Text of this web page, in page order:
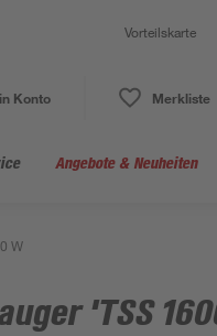
Vorteilskarte
Konto Merkliste
Angebote & Neuheiten
W
'TSS